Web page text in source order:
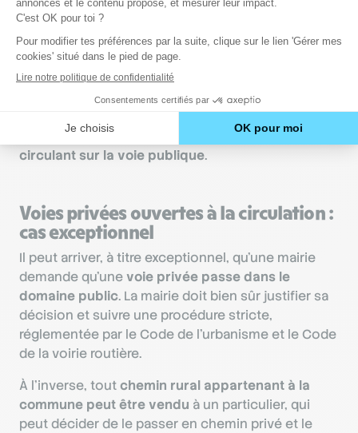
route qui prévaut, avec tout ce que cela implique :
respect sur
vitesse autorisée, de la signalisation, des règles de
Par contre, toute sortie du chemin privé est
réglementée, et l’automobiliste qui quitte une voie
privée doit laisser la
priorité aux véhicules
circulant sur la voie publique.
Voies privées ouvertes à la circulation :
cas exceptionnel
Il peut arriver, à titre exceptionnel, qu’une mairie
demande qu’unevoie privée passe dans le
domaine public. La mairie doit bien sûr justifier sa
décision et suivre une procédure stricte,
réglementée par le Code de l’urbanisme et le Code
de la voirie routière.
À l’inverse, toutchemin rural appartenant à la
commune peut être vendu à un particulier, qui
peut décider de le passer en chemin privé et le